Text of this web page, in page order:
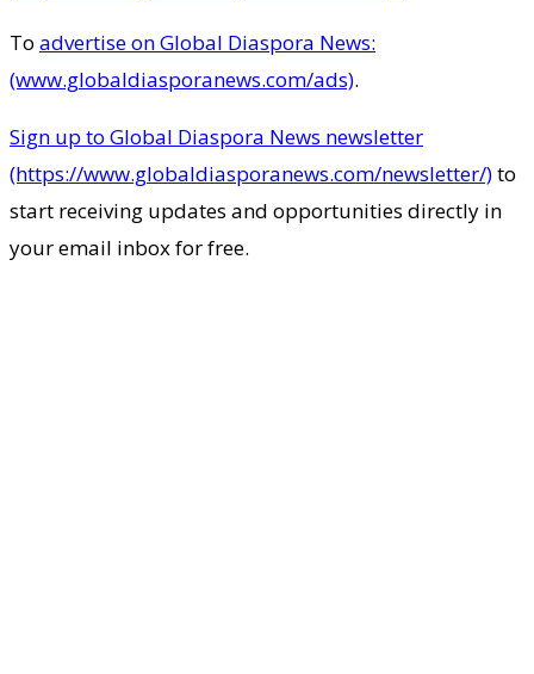
To advertise on Global Diaspora News:
(www.globaldiasporanews.com/ads).
Sign up to Global Diaspora News newsletter
(https://www.globaldiasporanews.com/newsletter/)to
start receiving updates and opportunities directly in
your email inbox for free.